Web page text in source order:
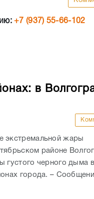
+7 (937) 55-66-102
в
экстремальной жары
районе
густого черного дыма
города. –